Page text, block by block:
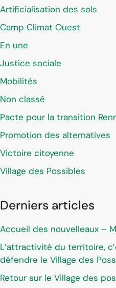
Artificialisation des sols
Camp Climat Ouest
En une
Justice sociale
Mobilités
Non classé
Pacte pour la transition
Promotion des alternatives
Victoire citoyenne
Village des Possibles
Derniers articles
Accueil des nouvelleaux –
L’attractivité du territoire,
défendre le Village des
Retour sur le Village des